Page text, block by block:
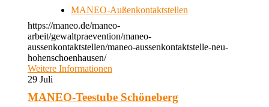
MANEO-Außenkontaktstellen
https://maneo.de/maneo-
arbeit/gewaltpraevention/maneo-
aussenkontaktstellen/maneo-aussenkontaktstelle-neu-
hohenschoenhausen/
Weitere Informationen
29 Juli
MANEO-Teestube Schöneberg